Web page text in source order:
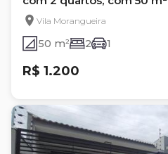
Vila Morangueira
50 m² 2 1
R$ 1.200